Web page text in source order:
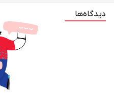
دیدگاه‌ها